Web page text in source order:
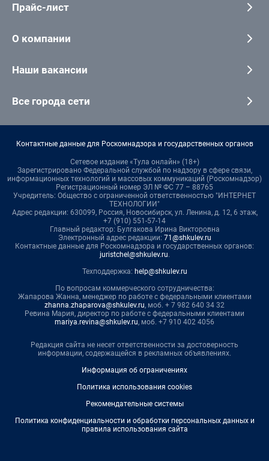
Прайс-лист
О компании
Наши вакансии
Все города сети
Контактные данные для Роскомнадзора и государственных органов
Сетевое издание «Тула онлайн» (18+)
Зарегистрировано Федеральной службой по надзору в сфере связи,
информационных технологий и массовых коммуникаций (Роскомнадзор)
Регистрационный номер ЭЛ № ФС 77 – 88765
Учредитель: Общество с ограниченной ответственностью "ИНТЕРНЕТ
ТЕХНОЛОГИИ"
Адрес редакции: 630099, Россия, Новосибирск, ул. Ленина, д. 12, 6 этаж,
+7 (910) 551-57-14
Главный редактор: Булгакова Ирина Викторовна
Электронный адрес редакции: 71@shkulev.ru
Контактные данные для Роскомнадзора и государственных органов:
juristchel@shkulev.ru.
Техподдержка: help@shkulev.ru
По вопросам коммерческого сотрудничества:
Жапарова Жанна, менеджер по работе с федеральными клиентами
zhanna.zhaparova@shkulev.ru, моб. + 7 982 640 34 32
Ревина Мария, директор по работе с федеральными клиентами
mariya.revina@shkulev.ru, моб. +7 910 402 4056
Редакция сайта не несет ответственности за достоверность
информации, содержащейся в рекламных объявлениях.
Информация об ограничениях
Политика использования cookies
Рекомендательные системы
Политика конфиденциальности и обработки персональных данных и
правила использования сайта